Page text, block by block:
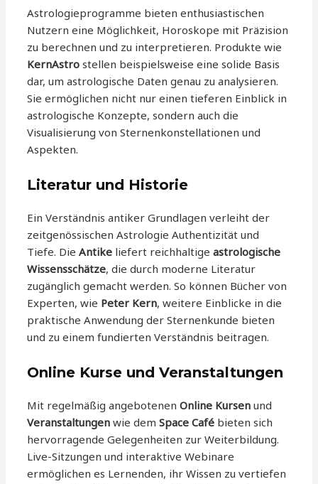
Astrologieprogramme bieten enthusiastischen
Nutzern eine Möglichkeit, Horoskope mit Präzision
zu berechnen und zu interpretieren. Produkte wie
KernAstro stellen beispielsweise eine solide Basis
dar, um astrologische Daten genau zu analysieren.
Sie ermöglichen nicht nur einen tieferen Einblick in
astrologische Konzepte, sondern auch die
Visualisierung von Sternenkonstellationen und
Aspekten.
Literatur und Historie
Ein Verständnis antiker Grundlagen verleiht der
zeitgenössischen Astrologie Authentizität und
Tiefe. DieAntike liefert reichhaltigeastrologische
Wissensschätze, die durch moderne Literatur
zugänglich gemacht werden. So können Bücher von
Experten, wie Peter Kern, weitere Einblicke in die
praktische Anwendung der Sternenkunde bieten
und zu einem fundierten Verständnis beitragen.
Online Kurse und Veranstaltungen
Mit regelmäßig angebotenenOnline Kursen und
Veranstaltungen wie demSpace Café bieten sich
hervorragende Gelegenheiten zur Weiterbildung.
Live-Sitzungen und interaktive Webinare
ermöglichen es Lernenden, ihr Wissen zu vertiefen